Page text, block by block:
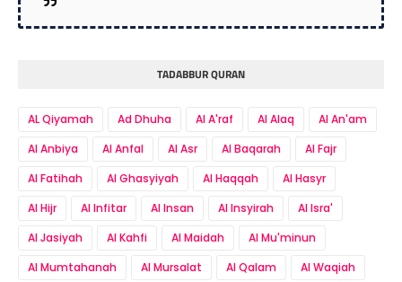
TADABBUR QURAN
AL Qiyamah Ad Dhuha Al A'raf Al Alaq
Al An'am
Al Anbiya
Al Anfal Al Asr Al Baqarah
Al Fajr
Al Fatihah
Al Ghasyiyah Al Haqqah
Al Hasyr
Al Hijr
Al Infitar Al Insan Al Insyirah
Al Isra'
Al Jasiyah
Al Kahfi Al Maidah
Al Mu'minun
Al Mumtahanah
Al Mursalat Al Qalam
Al Waqiah